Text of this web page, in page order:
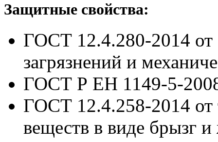
Защитные свойства:
ГОСТ 12.4.280-2014
загрязнений и
ГОСТ Р ЕН 1149-5-
ГОСТ 12.4.258-2014
веществ в виде брызг